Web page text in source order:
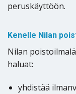
peruskäyttöön.
Kenelle Nilan
Nilan
haluat:
yhdistää